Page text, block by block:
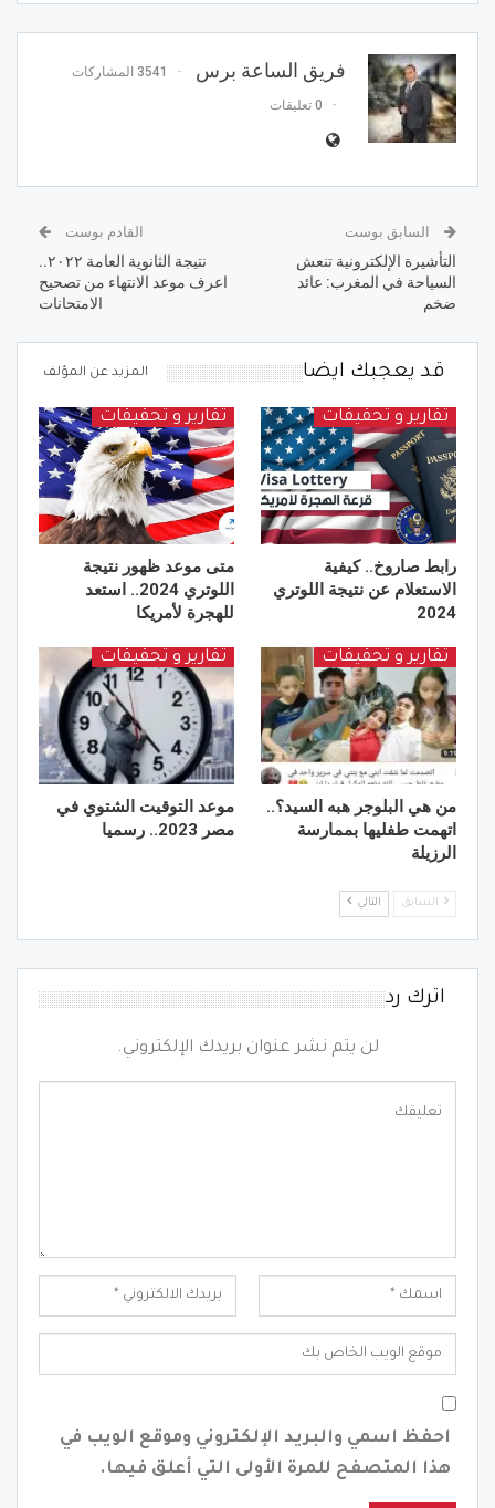
فريق الساعة برس 3541 المشاركات
0 تعليقات
السابق بوست
التأشيرة الإلكترونية تنعش
السياحة في المغرب: عائد
ضخم
القادم بوست
نتيجة الثانوية العامة ٢٠٢٢..
اعرف موعد الانتهاء من تصحيح
الامتحانات
قد يعجبك ايضا المزيد عن المؤلف
تقارير و تحقيقات
رابط صاروخ.. كيفية
الاستعلام عن نتيجة اللوتري
2024
تقارير و تحقيقات
متى موعد ظهور نتيجة
اللوتري 2024.. استعد
للهجرة لأمريكا
تقارير و تحقيقات
من هي البلوجر هبه السيد؟..
اتهمت طفليها بممارسة
الرزيلة
تقارير و تحقيقات
موعد التوقيت الشتوي في
مصر 2023.. رسميا
السابق التالي
اترك رد
لن يتم نشر عنوان بريدك الإلكتروني.
احفظ اسمي والبريد الإلكتروني وموقع الويب في
هذا المتصفح للمرة الأولى التي أعلق فيها.